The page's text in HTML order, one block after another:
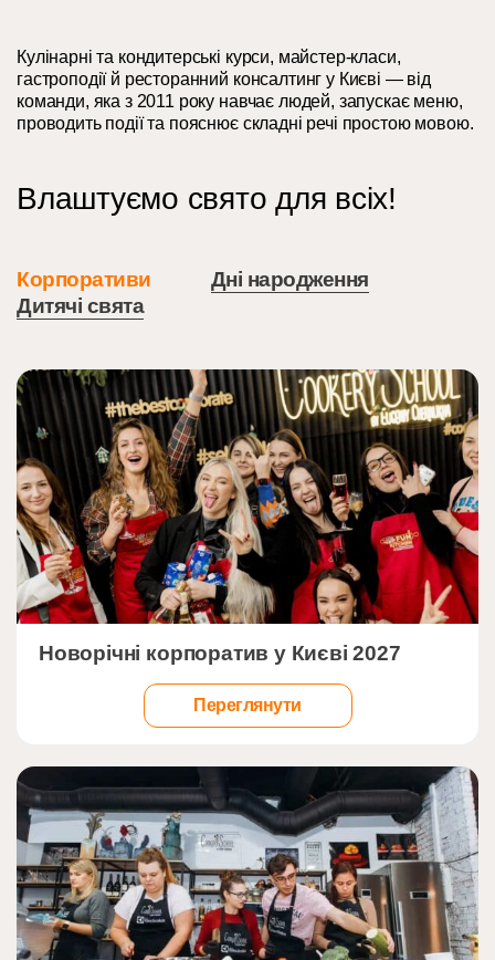
Кулінарні та кондитерські курси, майстер-класи,
гастроподії й ресторанний консалтинг у Києві — від
команди, яка з 2011 року навчає людей, запускає меню,
проводить події та пояснює складні речі простою мовою.
Влаштуємо свято для всіх!
Корпоративи
Дні народження
Дитячі свята
Тут можна щось написати…
Новорічні корпоратив у Києві 2027
Переглянути